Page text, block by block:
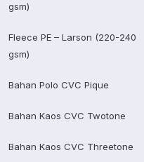
gsm)
Fleece PE – Larson (220-240
gsm)
Bahan Polo CVC Pique
Bahan Kaos CVC Twotone
Bahan Kaos CVC Threetone